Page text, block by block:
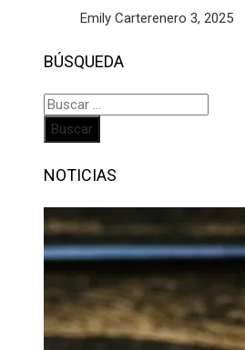
Emily Carterenero 3, 2025
BÚSQUEDA
Buscar:
NOTICIAS